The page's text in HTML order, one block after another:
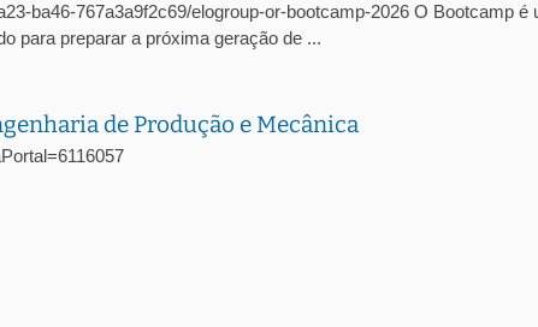
ba46-767a3a9f2c69/elogroup-or-bootcamp-2026 O Bootcamp é
para preparar a próxima geração de ...
de Produção e Mecânica